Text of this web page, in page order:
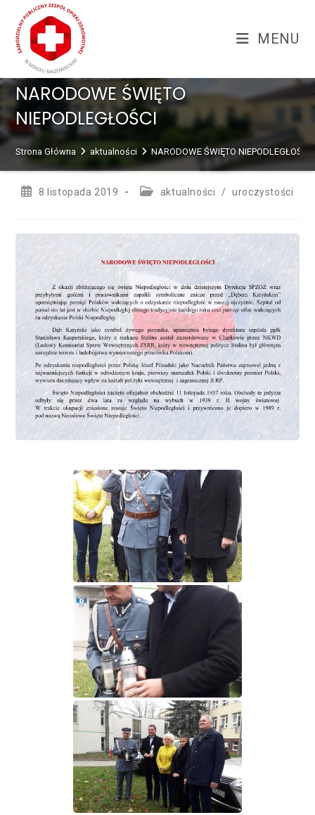
treści
content
MENU
NARODOWE ŚWIĘTO
NIEPODLEGŁOŚCI
Strona Główna aktualności NARODOWE ŚWIĘTO NIEPODLEGŁOŚCI
Post8 listopada 2019
Postaktualności / uroczystości